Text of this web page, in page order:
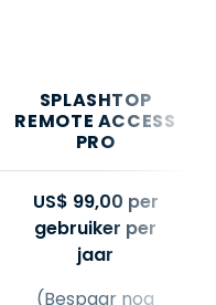
SPLASHTOP
REMOTE ACCESS
PRO
US$ 99,00 per
gebruiker per
jaar
(Bespaar nog